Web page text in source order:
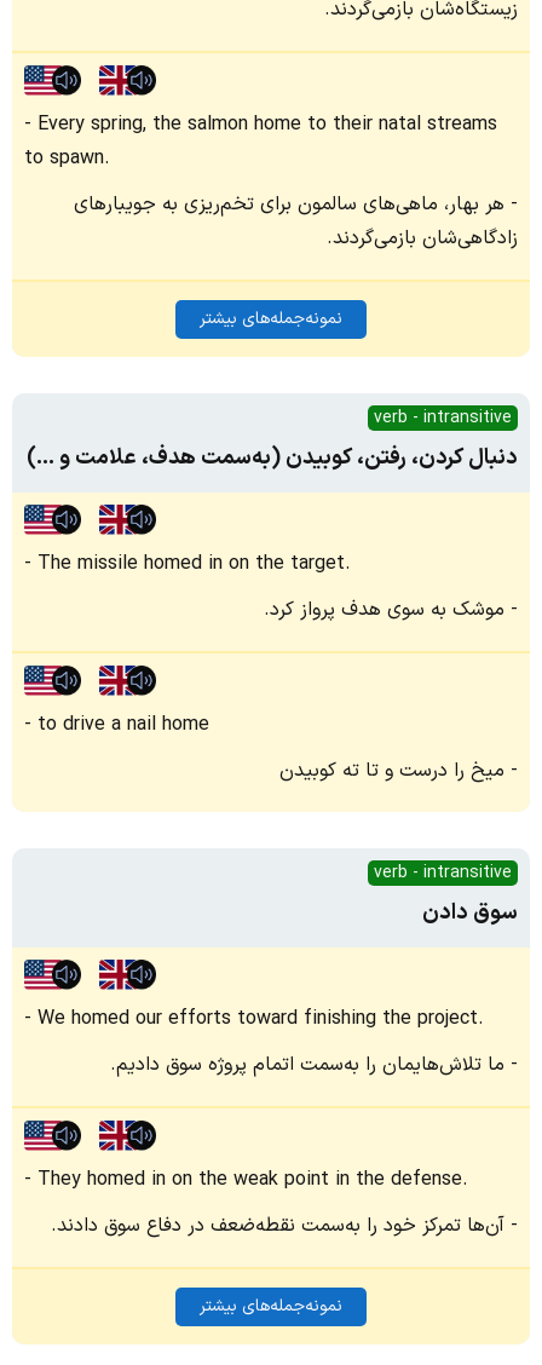
زیستگاه‌شان بازمی‌گردند.
Every spring, the salmon home to their natal streams
to spawn.
هر بهار، ماهی‌های سالمون برای تخم‌ریزی به جویبارهای
زادگاهی‌شان بازمی‌گردند.
نمونه‌جمله‌های بیشتر
verb - intransitive
دنبال کردن، رفتن، کوبیدن (به‌سمت هدف، علامت و ...)
The missile homed in on the target.
موشک به سوی هدف پرواز کرد.
to drive a nail home
میخ را درست و تا ته کوبیدن
verb - intransitive
سوق دادن
We homed our efforts toward finishing the project.
ما تلاش‌هایمان را به‌سمت اتمام پروژه سوق دادیم.
They homed in on the weak point in the defense.
آن‌ها تمرکز خود را به‌سمت نقطه‌ضعف در دفاع سوق دادند.
نمونه‌جمله‌های بیشتر